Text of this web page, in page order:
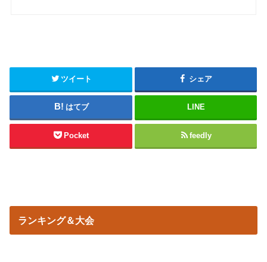
ツイート シェア
はてブ LINE
Pocket feedly
ランキング＆大会